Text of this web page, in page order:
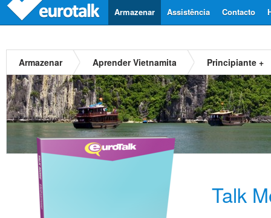
Contacto
Assistência
Armazenar
Armazenar Aprender Vietnamita Principiante +
Talk